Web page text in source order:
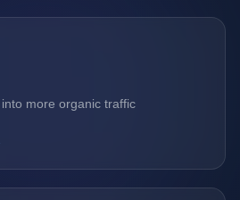
more organic traffic